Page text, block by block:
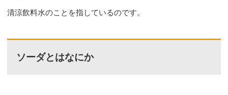
清涼飲料水のことを指しているのです。
ソーダとはなにか